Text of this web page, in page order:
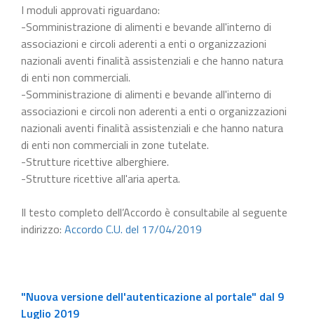
I moduli approvati riguardano:
-Somministrazione di alimenti e bevande all'interno di
associazioni e circoli aderenti a enti o organizzazioni
nazionali aventi finalità assistenziali e che hanno natura
di enti non commerciali.
-Somministrazione di alimenti e bevande all'interno di
associazioni e circoli non aderenti a enti o organizzazioni
nazionali aventi finalità assistenziali e che hanno natura
di enti non commerciali in zone tutelate.
-Strutture ricettive alberghiere.
-Strutture ricettive all'aria aperta.
Il testo completo dell’Accordo è consultabile al seguente
indirizzo: Accordo C.U. del 17/04/2019
"Nuova versione dell'autenticazione al portale" dal 9
Luglio 2019